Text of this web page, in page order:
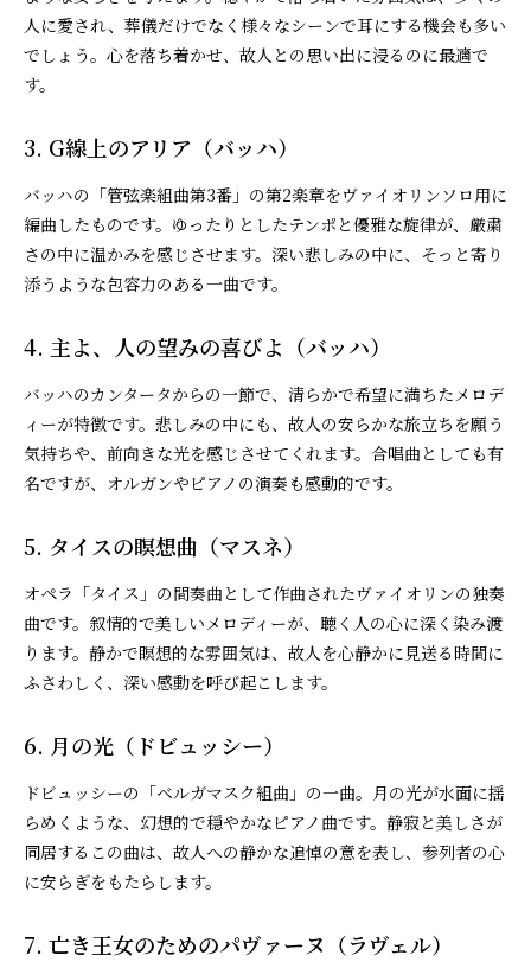
人に愛され、葬儀だけでなく様々なシーンで耳にする機会も多い
でしょう。心を落ち着かせ、故人との思い出に浸るのに最適で
す。
3. G線上のアリア（バッハ）
バッハの「管弦楽組曲第3番」の第2楽章をヴァイオリンソロ用に
編曲したものです。ゆったりとしたテンポと優雅な旋律が、厳粛
さの中に温かみを感じさせます。深い悲しみの中に、そっと寄り
添うような包容力のある一曲です。
4. 主よ、人の望みの喜びよ（バッハ）
バッハのカンタータからの一節で、清らかで希望に満ちたメロデ
ィーが特徴です。悲しみの中にも、故人の安らかな旅立ちを願う
気持ちや、前向きな光を感じさせてくれます。合唱曲としても有
名ですが、オルガンやピアノの演奏も感動的です。
5. タイスの瞑想曲（マスネ）
オペラ「タイス」の間奏曲として作曲されたヴァイオリンの独奏
曲です。叙情的で美しいメロディーが、聴く人の心に深く染み渡
ります。静かで瞑想的な雰囲気は、故人を心静かに見送る時間に
ふさわしく、深い感動を呼び起こします。
6. 月の光（ドビュッシー）
ドビュッシーの「ベルガマスク組曲」の一曲。月の光が水面に揺
らめくような、幻想的で穏やかなピアノ曲です。静寂と美しさが
同居するこの曲は、故人への静かな追悼の意を表し、参列者の心
に安らぎをもたらします。
7. 亡き王女のためのパヴァーヌ（ラヴェル）